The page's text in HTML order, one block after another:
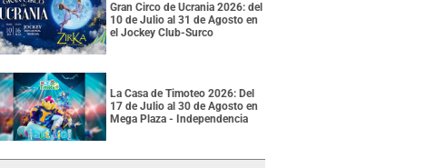
Gran Circo de Ucrania 2026: del
10 de Julio al 31 de Agosto en
el Jockey Club-Surco
La Casa de Timoteo 2026: Del
17 de Julio al 30 de Agosto en
Mega Plaza - Independencia